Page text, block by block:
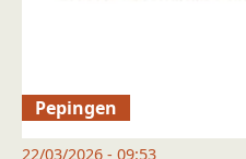
Pepingen
22/03/2026 - 09:53